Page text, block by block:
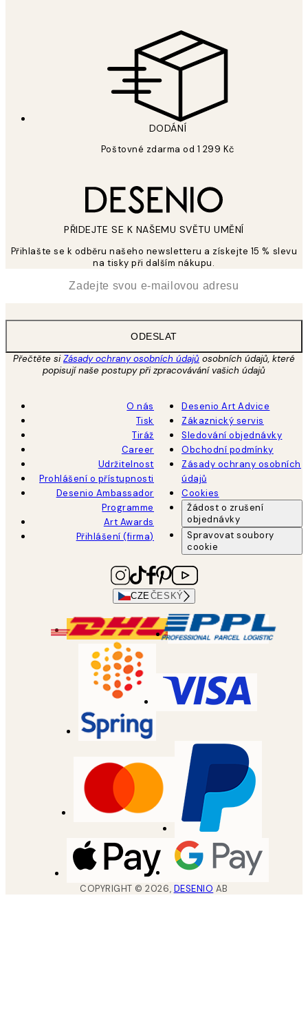
DODÁNÍ
Poštovné zdarma od 1 299 Kč
PŘIDEJTE SE K NAŠEMU SVĚTU UMĚNÍ
Přihlašte se k odběru našeho newsletteru a získejte 15 % slevu
na tisky při dalším nákupu.
ODESLAT
Přečtěte siZásady ochrany osobních údajů osobních údajů, které
popisují naše postupy při zpracovávání vašich údajů
O nás
Tisk
Tiráž
Career
Udržitelnost
Prohlášení o přístupnosti
Desenio Ambassador
Programme
Art Awards
Přihlášení (firma)
Desenio Art Advice
Zákaznický servis
Sledování objednávky
Obchodní podmínky
Zásady ochrany osobních
údajů
Cookies
Žádost o zrušení
objednávky
Spravovat soubory
cookie
CZEČESKÝ
COPYRIGHT ©2026, DESENIO AB